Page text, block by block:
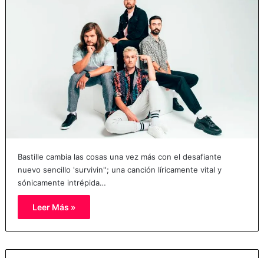
Bastille cambia las cosas una vez más con el desafiante
nuevo sencillo 'survivin''; una canción líricamente vital y
sónicamente intrépida…
Leer Más »